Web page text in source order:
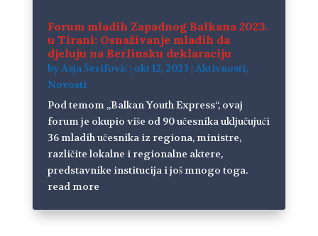
Forum mladih Zapadnog Balkana 2023.
u Tirani: Osnaživanje mladih da
djeluju na Berlinsku deklaraciju
byAsja Šerifović| okt 12, 2023 | Aktivnosti,
Novosti
Pod temom „Balkan Youth Express“, ovaj
forum je okupio više od 90 učesnika uključujući
36 mladih učesnika iz regiona, ministre,
različite lokalne i regionalne aktere,
predstavnike institucija i još mnogo toga.
read more